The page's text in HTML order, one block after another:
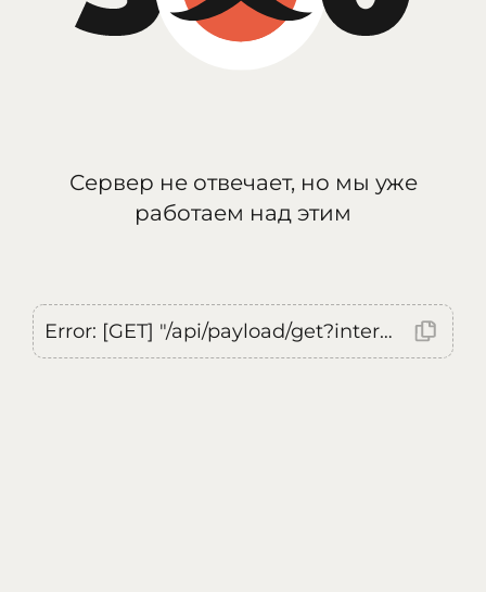
Сервер не отвечает, но мы уже
работаем над этим
Error: [GET] "/api/payload/get?internal=true&currentLocale=ru": <no response> Failed to fetch